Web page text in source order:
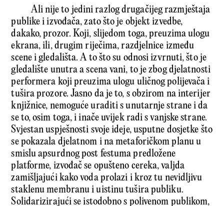
Ali nije to jedini razlog drugačijeg razmještaja
publike i izvođača, zato što je objekt izvedbe,
dakako, prozor. Koji, slijedom toga, preuzima ulogu
ekrana, ili, drugim riječima, razdjelnice između
scene i gledališta. A to što su odnosi izvrnuti, što je
gledalište unutra a scena vani, to je zbog djelatnosti
performera koji preuzima ulogu uličnog polijevača i
tušira prozore. Jasno da je to, s obzirom na interijer
knjižnice, nemoguće uraditi s unutarnje strane i da
se to, osim toga, i inače uvijek radi s vanjske strane.
Svjestan uspješnosti svoje ideje, usputne dosjetke što
se pokazala djelatnom i na metaforičkom planu u
smislu apsurdnog post festuma predložene
platforme, izvođač se opušteno cereka, valjda
zamišljajući kako voda prolazi i kroz tu nevidljivu
staklenu membranu i uistinu tušira publiku.
Solidarizirajući se istodobno s polivenom publikom,